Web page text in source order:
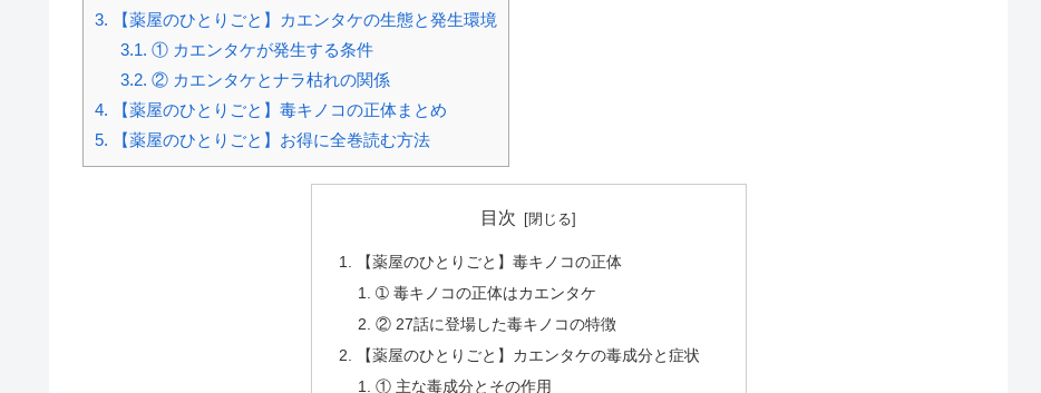
3. 【薬屋のひとりごと】カエンタケの生態と発生環境
3.1. ① カエンタケが発生する条件
3.2. ② カエンタケとナラ枯れの関係
4. 【薬屋のひとりごと】毒キノコの正体まとめ
5. 【薬屋のひとりごと】お得に全巻読む方法
目次
【薬屋のひとりごと】毒キノコの正体
➀ 毒キノコの正体はカエンタケ
② 27話に登場した毒キノコの特徴
【薬屋のひとりごと】カエンタケの毒成分と症状
① 主な毒成分とその作用